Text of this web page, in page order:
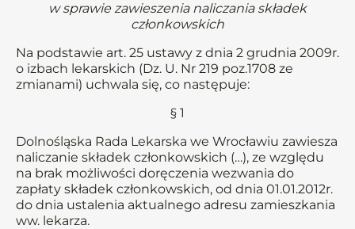
w sprawie zawieszenia naliczania składek
członkowskich
Na podstawie art. 25 ustawy z dnia 2 grudnia 2009r.
o izbach lekarskich (Dz. U. Nr 219 poz.1708 ze
zmianami) uchwala się, co następuje:
§ 1
Dolnośląska Rada Lekarska we Wrocławiu zawiesza
naliczanie składek członkowskich (…), ze względu
na brak możliwości doręczenia wezwania do
zapłaty składek członkowskich, od dnia 01.01.2012r.
do dnia ustalenia aktualnego adresu zamieszkania
ww. lekarza.